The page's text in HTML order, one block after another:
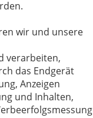
wir und unsere
verarbeiten,
das Endgerät
Anzeigen
und Inhalten,
zur